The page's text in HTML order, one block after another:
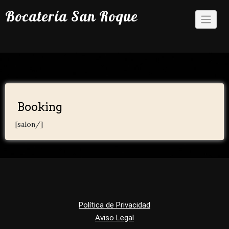
Bocatería San Roque
Booking
[salon/]
Política de Privacidad
Aviso Legal